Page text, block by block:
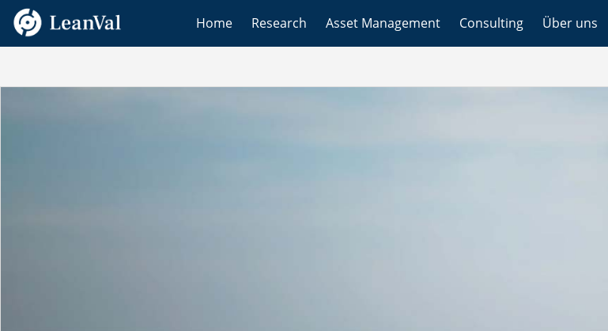
Home Research Asset Management Consulting Über uns